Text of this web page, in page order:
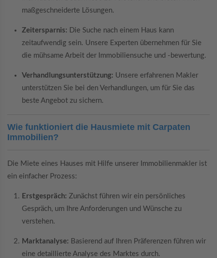
maßgeschneiderte Lösungen.
Zeitersparnis: Die Suche nach einem Haus kann
zeitaufwendig sein. Unsere Experten übernehmen für Sie
die mühsame Arbeit der Immobiliensuche und -bewertung.
Verhandlungsunterstützung: Unsere erfahrenen Makler
unterstützen Sie bei den Verhandlungen, um für Sie das
beste Angebot zu sichern.
Wie funktioniert die Hausmiete mit Carpaten
Immobilien?
Die Miete eines Hauses mit Hilfe unserer Immobilienmakler ist
ein einfacher Prozess:
Erstgespräch: Zunächst führen wir ein persönliches
Gespräch, um Ihre Anforderungen und Wünsche zu
verstehen.
Marktanalyse: Basierend auf Ihren Präferenzen führen wir
eine detaillierte Analyse des Marktes durch.